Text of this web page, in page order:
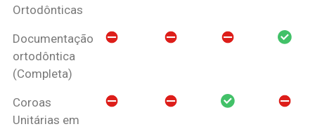
Ortodônticas
Documentação
ortodôntica
(Completa)
Coroas
Unitárias em